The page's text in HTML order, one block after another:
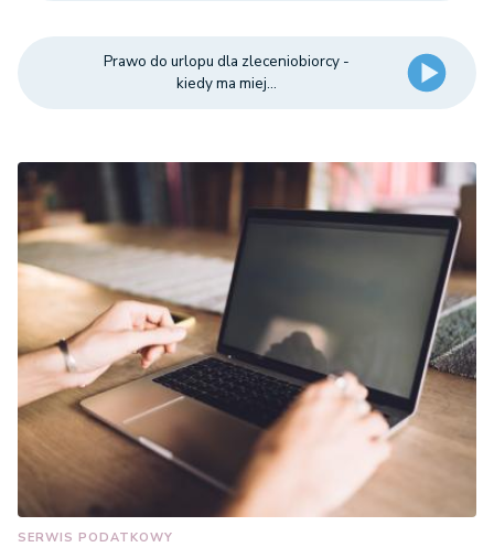
Prawo do urlopu dla zleceniobiorcy -
kiedy ma miej...
SERWIS PODATKOWY